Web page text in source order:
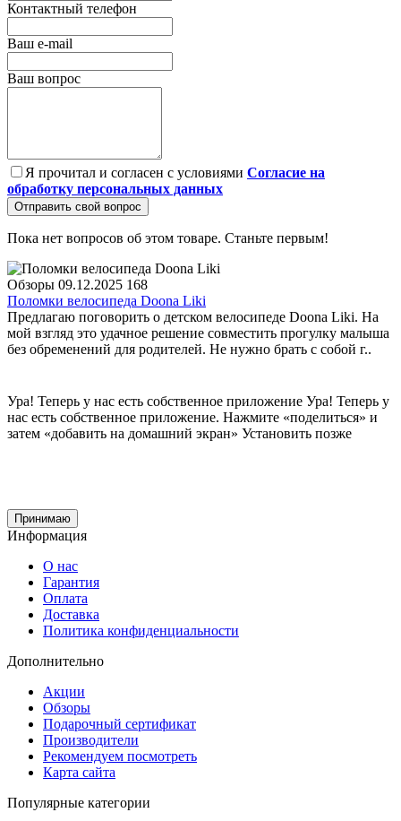
Контактный телефон
Ваш e-mail
Ваш вопрос
Я прочитал и согласен с условиями Согласие на
обработку персональных данных
Отправить свой вопрос
Пока нет вопросов об этом товаре. Станьте первым!
Обзоры 09.12.2025 168
Поломки велосипеда Doona Liki
Предлагаю поговорить о детском велосипеде Doona Liki. На
мой взгляд это удачное решение совместить прогулку малыша
без обременений для родителей. Не нужно брать с собой г..
Ура! Теперь у нас есть собственное приложение Ура! Теперь у
нас есть собственное приложение. Нажмите «поделиться» и
затем «добавить на домашний экран» Установить позже
Принимаю
Информация
О нас
Гарантия
Оплата
Доставка
Политика конфиденциальности
Дополнительно
Акции
Обзоры
Подарочный сертификат
Производители
Рекомендуем посмотреть
Карта сайта
Популярные категории